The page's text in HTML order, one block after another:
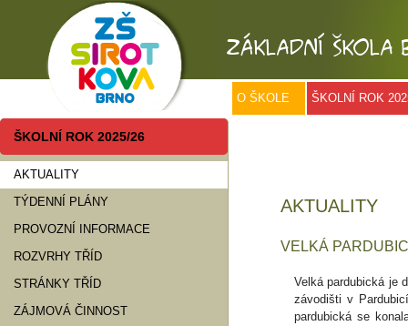
O ŠKOLE ŠKOLNÍ ROK
ŠKOLNÍ ROK 2025/26
AKTUALITY
TÝDENNÍ PLÁNY
PROVOZNÍ INFORMACE
ROZVRHY TŘÍD
STRÁNKY TŘÍD
ZÁJMOVÁ ČINNOST
AKTUALITY
VELKÁ
Velká pardubická je
závodišti v
pardubická se